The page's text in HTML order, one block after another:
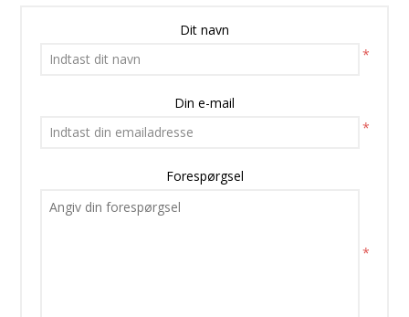
Dit navn
*
Din e-mail
*
Forespørgsel
*